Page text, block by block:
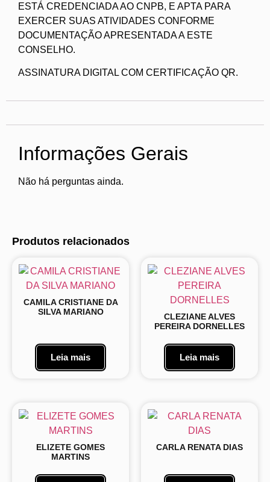
ESTÁ CREDENCIADA AO CNPB, E APTA PARA
EXERCER SUAS ATIVIDADES CONFORME
DOCUMENTAÇÃO APRESENTADA A ESTE
CONSELHO.
ASSINATURA DIGITAL COM CERTIFICAÇÃO QR.
Informações Gerais
Não há perguntas ainda.
Produtos relacionados
CAMILA CRISTIANE DA
SILVA MARIANO
Leia mais
CLEZIANE ALVES
PEREIRA DORNELLES
Leia mais
ELIZETE GOMES
MARTINS
CARLA RENATA DIAS